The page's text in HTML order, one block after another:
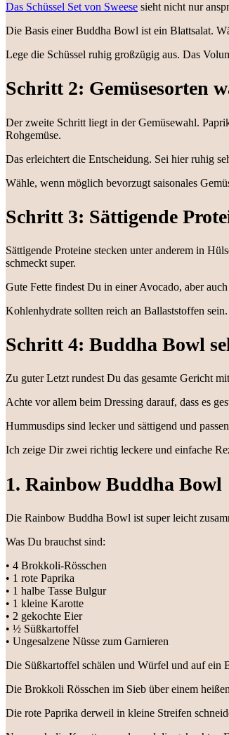
Das Schüssel Set von Sweese sieht nicht nur
Die Basis einer Buddha Bowl ist ein Blattsalat.
Lege die Schüssel ruhig großzügig aus. Das
Schritt 2: Gemüsesorten
Der zweite Schritt liegt in der Gemüsewahl.
Rohgemüse.
Das erleichtert die Entscheidung. Sei hier ruhig
Wähle, wenn möglich bevorzugt saisonales
Schritt 3: Sättigende
Sättigende Proteine stecken unter anderem in
schmeckt super.
Gute Fette findest Du in einer Avocado, aber
Kohlenhydrate sollten reich an Ballaststoffen
Schritt 4: Buddha Bowl
Zu guter Letzt rundest Du das gesamte Gericht
Achte vor allem beim Dressing darauf, dass es
Hummusdips sind lecker und sättigend und
Ich zeige Dir zwei richtig leckere und einfache
1. Rainbow Buddha Bowl
Die Rainbow Buddha Bowl ist super leicht
Was Du brauchst sind:
• 4 Brokkoli-Rösschen
• 1 rote Paprika
• 1 halbe Tasse Bulgur
• 1 kleine Karotte
• 2 gekochte Eier
• ½ Süßkartoffel
• Ungesalzene Nüsse zum Garnieren
Die Süßkartoffel schälen und Würfel und auf ein
Die Brokkoli Rösschen im Sieb über einem
Die rote Paprika derweil in kleine Streifen